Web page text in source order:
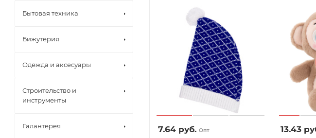
7.64 руб. Опт 13.43
Бытовая техника
Бижутерия
Одежда и аксесуары
Строительство и
инструменты
Галантерея